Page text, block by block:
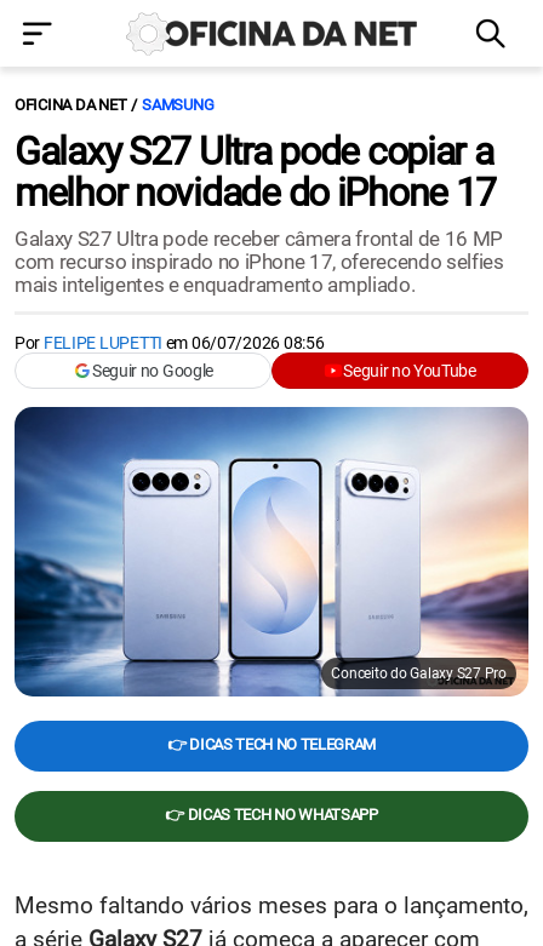
OFICINA DA NET SAMSUNG
Galaxy S27 Ultra pode copiar a
melhor novidade do iPhone 17
Galaxy S27 Ultra pode receber câmera frontal de 16 MP
com recurso inspirado no iPhone 17, oferecendo selfies
mais inteligentes e enquadramento ampliado.
Por FELIPE LUPETTI em06/07/2026 08:56
Seguir no Google
Seguir no YouTube
Conceito do Galaxy S27 Pro
👉 DICAS TECH NO TELEGRAM
👉 DICAS TECH NO WHATSAPP
Mesmo faltando vários meses para o lançamento,
a série Galaxy S27 já começa a aparecer com